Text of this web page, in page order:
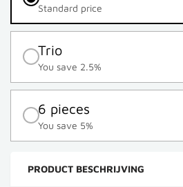
Standard price
Trio
You save 2.5%
6 pieces
You save 5%
PRODUCT BESCHRIJVING